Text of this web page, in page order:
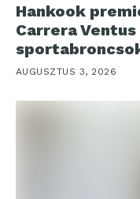
Hankook
Carrera Ventus
AUGUSZTUS 3, 2026